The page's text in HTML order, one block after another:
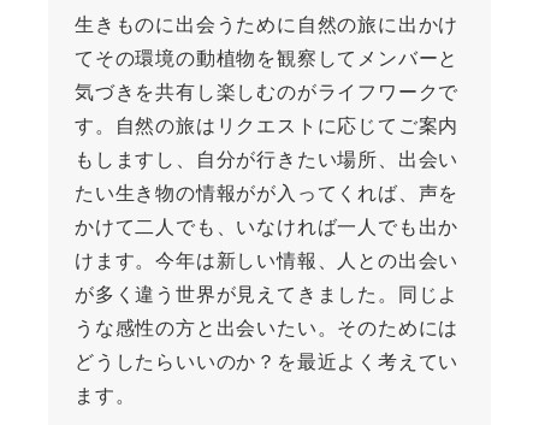
生きものに出会うために自然の旅に出かけ
てその環境の動植物を観察してメンバーと
気づきを共有し楽しむのがライフワークで
す。自然の旅はリクエストに応じてご案内
もしますし、自分が行きたい場所、出会い
たい生き物の情報がが入ってくれば、声を
かけて二人でも、いなければ一人でも出か
けます。今年は新しい情報、人との出会い
が多く違う世界が見えてきました。同じよ
うな感性の方と出会いたい。そのためには
どうしたらいいのか？を最近よく考えてい
ます。